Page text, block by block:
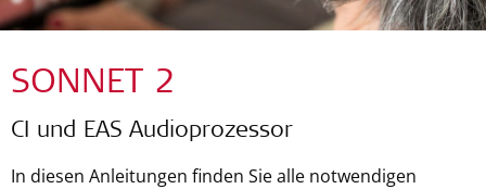
SONNET 2
CI und EAS Audioprozessor
In diesen Anleitungen finden Sie alle notwendigen